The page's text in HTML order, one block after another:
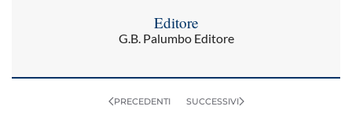
Editore
G.B. Palumbo Editore
PRECEDENTI SUCCESSIVI